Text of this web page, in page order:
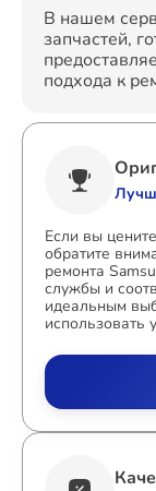
В нашем
запчастей,
подхода к
Если вы
обратите
ремонта
службы и
идеальным
использовать